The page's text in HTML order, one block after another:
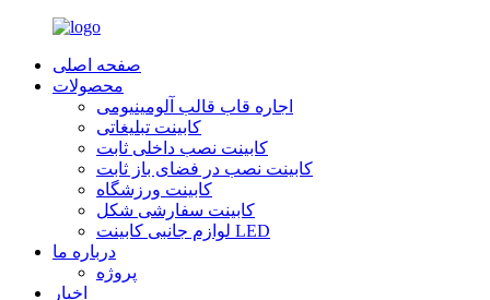
صفحه اصلی
محصولات
اجاره قاب قالب آلومینیومی
کابینت تبلیغاتی
کابینت نصب داخلی ثابت
کابینت نصب در فضای باز ثابت
کابینت ورزشگاه
کابینت سفارشی شکل
لوازم جانبی کابینت LED
درباره ما
پروژه
اخبار